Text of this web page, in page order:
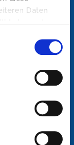
Daten
ersten und